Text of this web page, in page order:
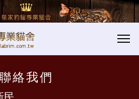
xx
絡我們